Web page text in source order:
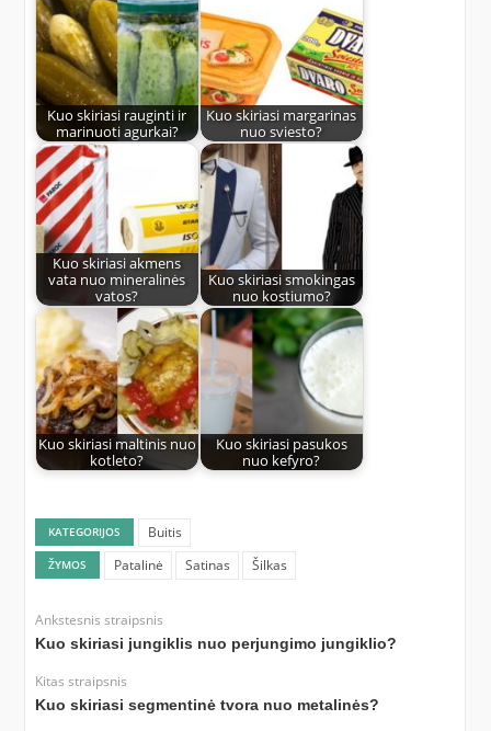
Kuo skiriasi rauginti ir
marinuoti agurkai?
Kuo skiriasi margarinas
nuo sviesto?
Kuo skiriasi akmens
vata nuo mineralinės
vatos?
Kuo skiriasi smokingas
nuo kostiumo?
Kuo skiriasi maltinis nuo
kotleto?
Kuo skiriasi pasukos
nuo kefyro?
KATEGORIJOS Buitis
ŽYMOS Patalinė Satinas Šilkas
Ankstesnis straipsnis
Kuo skiriasi jungiklis nuo perjungimo jungiklio?
Kitas straipsnis
Kuo skiriasi segmentinė tvora nuo metalinės?